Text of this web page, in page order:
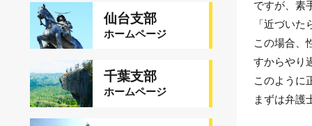
名誉毀損罪・侮辱罪
法人と刑事事件
仙台支部
ホームページ
千葉支部
ホームページ
ですが、素
「近づい
この場合、
すからやり
このように
まずは弁護